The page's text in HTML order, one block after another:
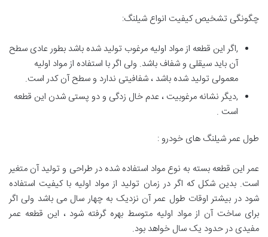
چگونگی تشخیص کیفیت انواع شیلنگ:
,اگر این قطعه از مواد اولیه مرغوب تولید شده باشد بطور عادی سطح
آن باید سیقلی و شفاف باشد. ولی اگر با استفاده از مواد اولیه
معمولی تولید شده باشد ، شفافیتی ندارد و سطح آن کدر است.
,دیگر نشانه مرغوبیت ، عدم خال زدگی و دو پستی شدن این قطعه
است .
طول عمر شیلنگ های خودرو :
عمر این قطعه بسته به نوع مواد استفاده شده در طراحی و تولید آن متغیر
است. بدین شکل که اگر در زمان تولید از مواد اولیه با کیفیت استفاده
شود در بیشتر اوقات طول عمر آن نزدیک به چهار سال می باشد ولی اگر
برای ساخت آن از مواد اولیه متوسط بهره گرفته شود ، این قطعه عمر
مفیدی در حدود یک سال خواهد بود.